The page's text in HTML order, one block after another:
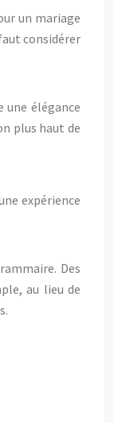
un mariage
considérer
une élégance
plus haut de
expérience
Des
au lieu de